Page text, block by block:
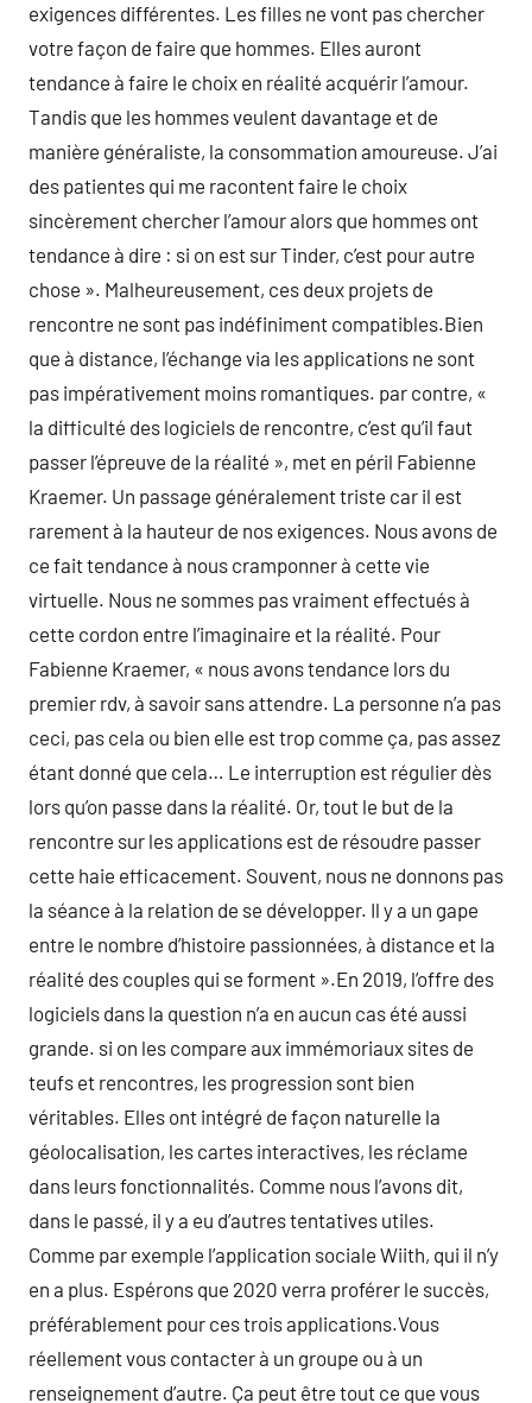
exigences différentes. Les filles ne vont pas chercher
votre façon de faire que hommes. Elles auront
tendance à faire le choix en réalité acquérir l’amour.
Tandis que les hommes veulent davantage et de
manière généraliste, la consommation amoureuse. J’ai
des patientes qui me racontent faire le choix
sincèrement chercher l’amour alors que hommes ont
tendance à dire : si on est sur Tinder, c’est pour autre
chose ». Malheureusement, ces deux projets de
rencontre ne sont pas indéfiniment compatibles.Bien
que à distance, l’échange via les applications ne sont
pas impérativement moins romantiques. par contre, «
la difficulté des logiciels de rencontre, c’est qu’il faut
passer l’épreuve de la réalité », met en péril Fabienne
Kraemer. Un passage généralement triste car il est
rarement à la hauteur de nos exigences. Nous avons de
ce fait tendance à nous cramponner à cette vie
virtuelle. Nous ne sommes pas vraiment effectués à
cette cordon entre l’imaginaire et la réalité. Pour
Fabienne Kraemer, « nous avons tendance lors du
premier rdv, à savoir sans attendre. La personne n’a pas
ceci, pas cela ou bien elle est trop comme ça, pas assez
étant donné que cela… Le interruption est régulier dès
lors qu’on passe dans la réalité. Or, tout le but de la
rencontre sur les applications est de résoudre passer
cette haie efficacement. Souvent, nous ne donnons pas
la séance à la relation de se développer. Il y a un gape
entre le nombre d’histoire passionnées, à distance et la
réalité des couples qui se forment ».En 2019, l’offre des
logiciels dans la question n’a en aucun cas été aussi
grande. si on les compare aux immémoriaux sites de
teufs et rencontres, les progression sont bien
véritables. Elles ont intégré de façon naturelle la
géolocalisation, les cartes interactives, les réclame
dans leurs fonctionnalités. Comme nous l’avons dit,
dans le passé, il y a eu d’autres tentatives utiles.
Comme par exemple l’application sociale Wiith, qui il n’y
en a plus. Espérons que 2020 verra proférer le succès,
préférablement pour ces trois applications.Vous
réellement vous contacter à un groupe ou à un
renseignement d’autre. Ça peut être tout ce que vous